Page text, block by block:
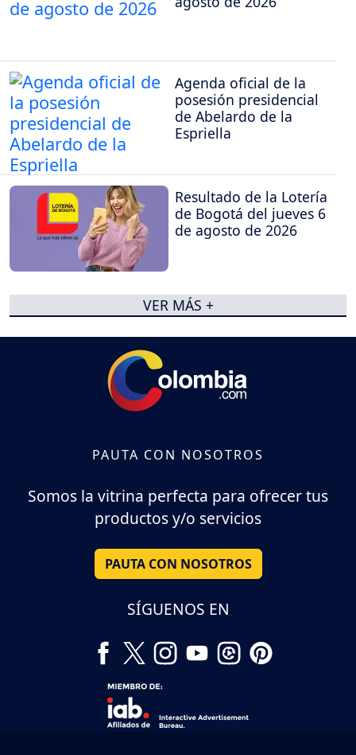
Agenda oficial de la
posesión presidencial
de Abelardo de la
Espriella
Resultado de la Lotería
de Bogotá del jueves 6
de agosto de 2026
VER MÁS +
PAUTA CON NOSOTROS
Somos la vitrina perfecta para ofrecer tus
productos y/o servicios
PAUTA CON NOSOTROS
SÍGUENOS EN